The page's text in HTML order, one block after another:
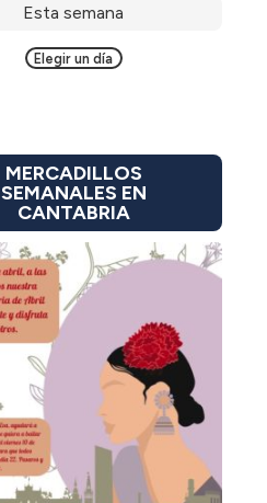
Esta semana
Elegir un día
MERCADILLOS
SEMANALES EN
CANTABRIA